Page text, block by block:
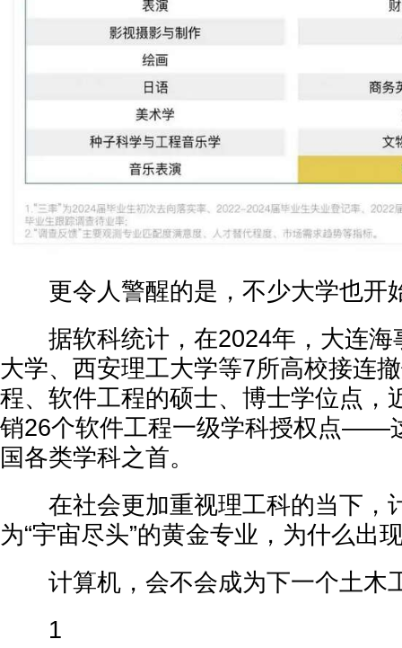
更令人警醒的是，不少大学也开
据软科统计，在2024年，大连海
大学、西安理工大学等7所高校接连
程、软件工程的硕士、博士学位点，
销26个软件工程一级学科授权点——
国各类学科之首。
在社会更加重视理工科的当下，
为“宇宙尽头”的黄金专业，为什么出
计算机，会不会成为下一个土木
1